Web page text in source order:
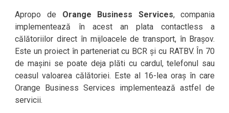
Apropo de Orange Business Services, compania
implementează în acest an plata contactless a
călătoriilor direct în mijloacele de transport, în Brașov.
Este un proiect în parteneriat cu BCR și cu RATBV. În 70
de mașini se poate deja plăti cu cardul, telefonul sau
ceasul valoarea călătoriei. Este al 16-lea oraș în care
Orange Business Services implementează astfel de
servicii.